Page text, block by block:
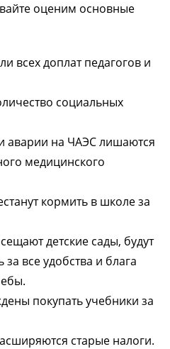
оценим основные
всех доплат педагогов и
социальных
аварии на ЧАЭС лишаются
медицинского
кормить в школе за
детские сады, будут
все удобства и блага
покупать учебники за
старые налоги.